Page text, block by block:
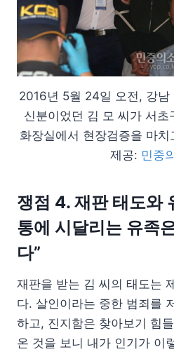
2016년 5월 24일 오전, 강남
신분이었던 김 모 씨가 서초
화장실에서 현장검증을 마
제공: 민중
쟁점 4. 재판 태도와
통에 시달리는 유족
다”
재판을 받는 김 씨의 태도는
다. 살인이라는 중한 범죄를
하고, 진지함은 찾아보기 힘
온 것을 보니 내가 인기가 이